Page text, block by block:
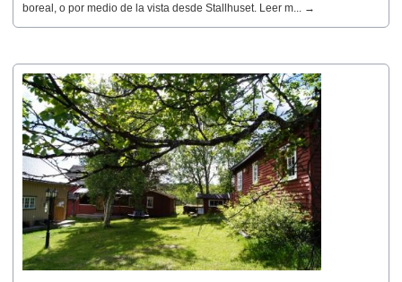
boreal, o por medio de la vista desde Stallhuset. Leer m... →